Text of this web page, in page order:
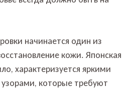
начинается один из
кожи. Японская
характеризуется яркими
которые требуют